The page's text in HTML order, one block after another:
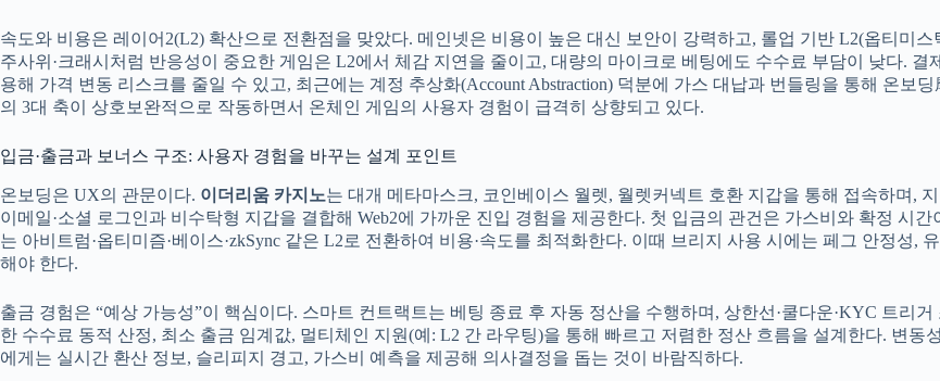
속도와 비용은 레이어2(L2) 확산으로 전환점을 맞았다. 메인넷은 비용이 높은 대신 보안이 강력하고, 롤업 기반 L2(옵티미
주사위·크래시처럼 반응성이 중요한 게임은 L2에서 체감 지연을 줄이고, 대량의 마이크로 베팅에도 수수료 부담이 낮다.
용해 가격 변동 리스크를 줄일 수 있고, 최근에는 계정 추상화(Account Abstraction) 덕분에 가스 대납과 번들링을 통해 온보
의 3대 축이 상호보완적으로 작동하면서 온체인 게임의 사용자 경험이 급격히 상향되고 있다.
입금·출금과 보너스 구조: 사용자 경험을 바꾸는 설계 포인트
온보딩은 UX의 관문이다. 이더리움 카지노는 대개 메타마스크, 코인베이스 월렛, 월렛커넥트 호환 지갑을 통해 접속하며,
이메일·소셜 로그인과 비수탁형 지갑을 결합해 Web2에 가까운 진입 경험을 제공한다. 첫 입금의 관건은 가스비와 확정 시
는 아비트럼·옵티미즘·베이스·zkSync 같은 L2로 전환하여 비용·속도를 최적화한다. 이때 브리지 사용 시에는 페그 안정성,
해야 한다.
출금 경험은 “예상 가능성”이 핵심이다. 스마트 컨트랙트는 베팅 종료 후 자동 정산을 수행하며, 상한선·쿨다운·KYC 트리
한 수수료 동적 산정, 최소 출금 임계값, 멀티체인 지원(예: L2 간 라우팅)을 통해 빠르고 저렴한 정산 흐름을 설계한다. 변
에게는 실시간 환산 정보, 슬리피지 경고, 가스비 예측을 제공해 의사결정을 돕는 것이 바람직하다.